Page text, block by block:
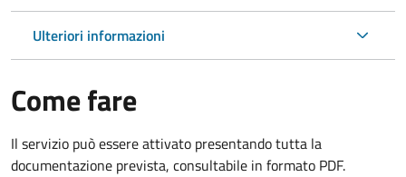
Ulteriori informazioni
Come fare
Il servizio può essere attivato presentando tutta la
documentazione prevista, consultabile in formato PDF.